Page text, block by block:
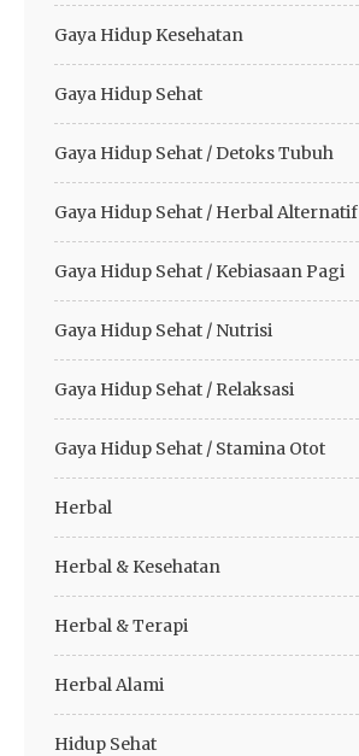
Gaya Hidup Kesehatan
Gaya Hidup Sehat
Gaya Hidup Sehat / Detoks Tubuh
Gaya Hidup Sehat / Herbal Alternatif
Gaya Hidup Sehat / Kebiasaan Pagi
Gaya Hidup Sehat / Nutrisi
Gaya Hidup Sehat / Relaksasi
Gaya Hidup Sehat / Stamina Otot
Herbal
Herbal & Kesehatan
Herbal & Terapi
Herbal Alami
Hidup Sehat